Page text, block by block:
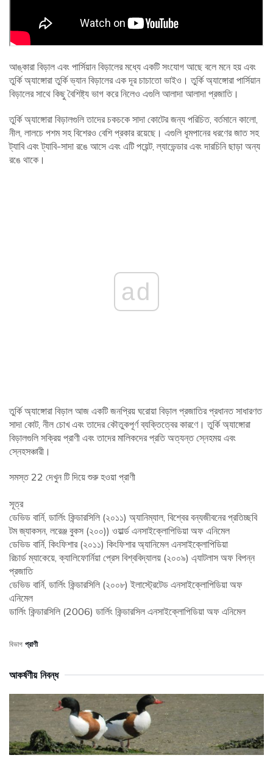
আঙ্কারা বিড়াল এবং পার্সিয়ান বিড়ালের মধ্যে একটি সংযোগ আছে বলে মনে হয় এবং
তুর্কি অ্যাঙ্গোরা তুর্কি ভ্যান বিড়ালের এক দূর চাচাতো ভাইও। তুর্কি অ্যাঙ্গোরা পার্সিয়ান
বিড়ালের সাথে কিছু বৈশিষ্ট্য ভাগ করে নিলেও এগুলি আলাদা আলাদা প্রজাতি।
তুর্কি অ্যাঙ্গোরা বিড়ালগুলি তাদের চকচকে সাদা কোটের জন্য পরিচিত, বর্তমানে কালো,
নীল, লালচে পশম সহ বিশেরও বেশি প্রকার রয়েছে। এগুলি ধূমপানের ধরণের জাত সহ
ট্যাবি এবং ট্যাবি-সাদা রঙে আসে এবং এটি পয়েন্ট, ল্যাভেন্ডার এবং দারচিনি ছাড়া অন্য
রঙে থাকে।
ad
তুর্কি অ্যাঙ্গোরা বিড়াল আজ একটি জনপ্রিয় ঘরোয়া বিড়াল প্রজাতির প্রধানত সাধারণত
সাদা কোট, নীল চোখ এবং তাদের কৌতুকপূর্ণ ব্যক্তিত্বের কারণে। তুর্কি অ্যাঙ্গোরা
বিড়ালগুলি সক্রিয় প্রাণী এবং তাদের মালিকদের প্রতি অত্যন্ত স্নেহময় এবং
স্নেহসঞ্চারী।
সমস্ত 22 দেখুন টি দিয়ে শুরু হওয়া প্রাণী
সূত্র
ডেভিড বার্নি, ডার্লিং কিন্ডারসিলি (২০১১) অ্যানিম্যাল, বিশ্বের বন্যজীবনের প্রতিচ্ছবি
টম জ্যাকসন, লরেঞ্জ বুকস (২০০)) ওয়ার্ল্ড এনসাইক্লোপিডিয়া অফ এনিমেল
ডেভিড বার্নি, কিংফিশার (২০১১) কিংফিশার অ্যানিমেল এনসাইক্লোপিডিয়া
রিচার্ড ম্যাকেয়ে, ক্যালিফোর্নিয়া প্রেস বিশ্ববিদ্যালয় (২০০৯) এ্যাটলাস অফ বিপন্ন
প্রজাতি
ডেভিড বার্নি, ডার্লিং কিন্ডারসিলি (২০০৮) ইলাস্ট্রেটেড এনসাইক্লোপিডিয়া অফ
এনিমেল
ডার্লিং কিন্ডারসিলি (2006) ডার্লিং কিন্ডারসিল এনসাইক্লোপিডিয়া অফ এনিমেল
বিভাগ প্রাণী
আকর্ষণীয় নিবন্ধ